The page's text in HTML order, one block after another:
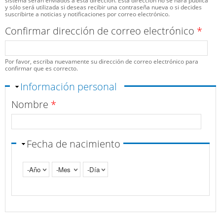
y sólo será utilizada si deseas recibir una contraseña nueva o si decides
suscribirte a noticias y notificaciones por correo electrónico.
Confirmar dirección de correo electrónico *
Por favor, escriba nuevamente su dirección de correo electrónico para
confirmar que es correcto.
Ocultar
Información personal
Nombre *
Fecha de nacimiento
Año
Mes Día